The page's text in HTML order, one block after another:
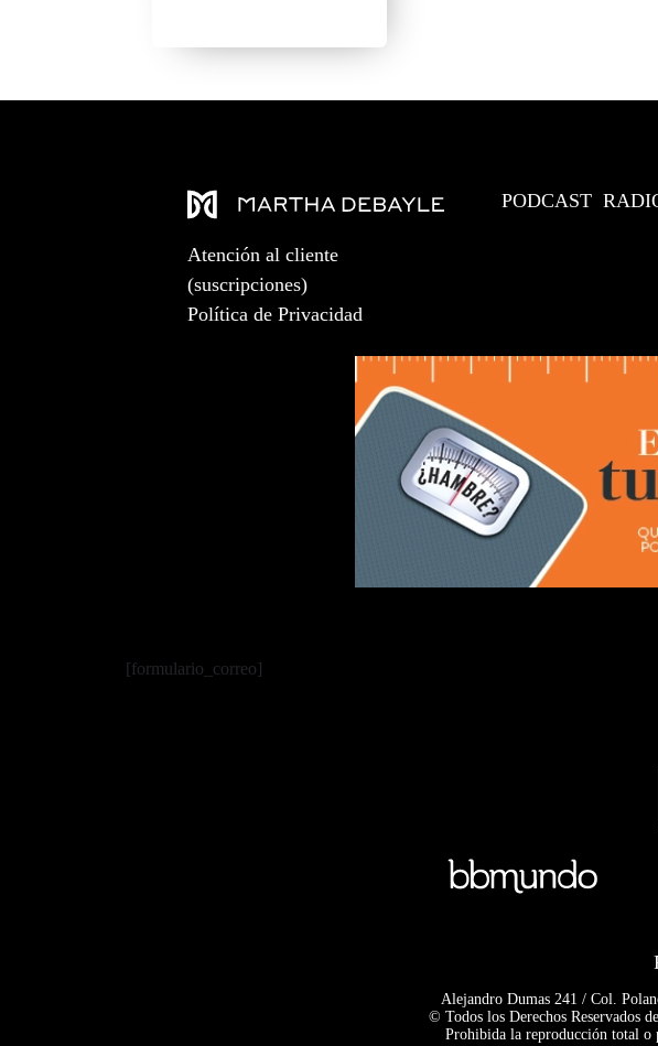
Atención al cliente
(suscripciones)
Política de Privacidad
PODCAST
[formulario_correo]
Alejandro Dumas 241 / Col.
© Todos los Derechos Reservados
Prohibida la reproducción total o